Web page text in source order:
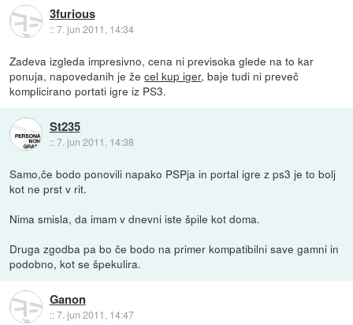
3furious
::7. jun 2011, 14:34
Zadeva izgleda impresivno, cena ni previsoka glede na to kar
ponuja, napovedanih je žecel kup iger, baje tudi ni preveč
komplicirano portati igre iz PS3.
St235
::7. jun 2011, 14:38
Samo,če bodo ponovili napako PSPja in portal igre z ps3 je to bolj
kot ne prst v rit.
Nima smisla, da imam v dnevni iste špile kot doma.
Druga zgodba pa bo če bodo na primer kompatibilni save gamni in
podobno, kot se špekulira.
Ganon
::7. jun 2011, 14:47